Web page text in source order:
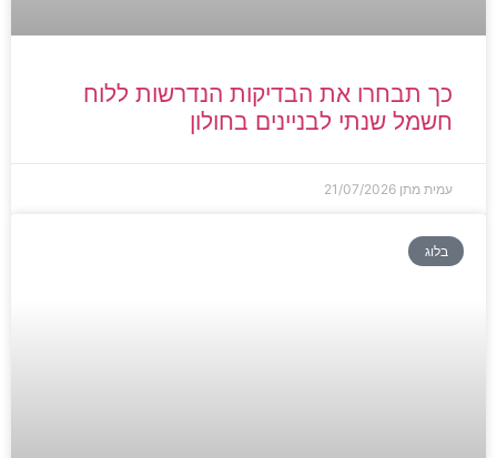
כך תבחרו את הבדיקות הנדרשות ללוח
חשמל שנתי לבניינים בחולון
עמית מתן 21/07/2026
בלוג